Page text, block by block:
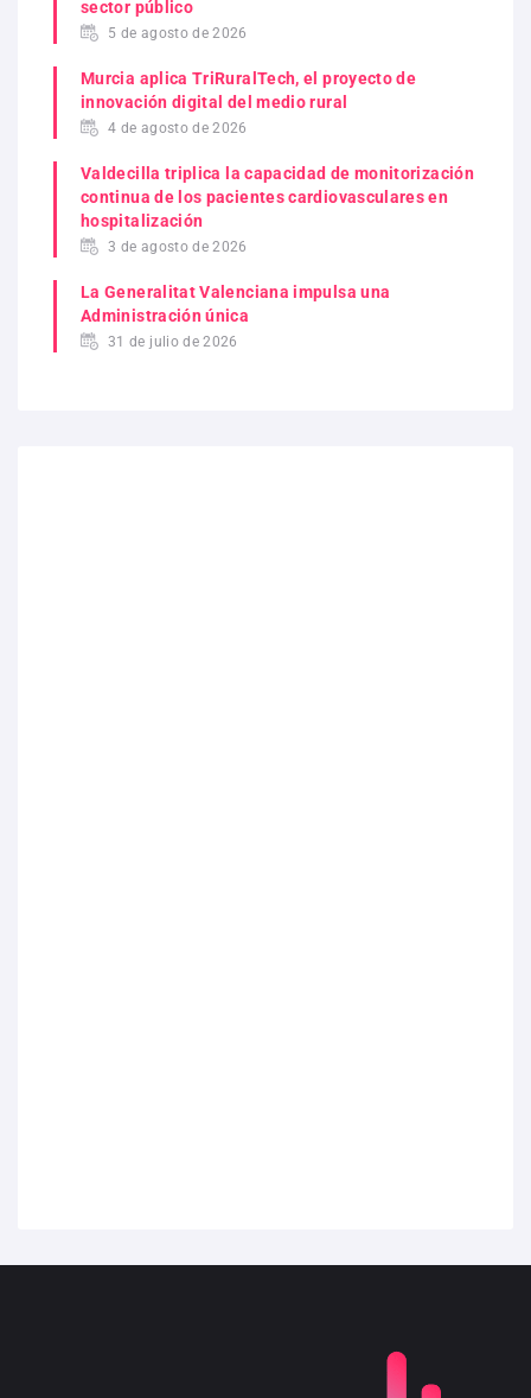
sector público
5 de agosto de 2026
Murcia aplica TriRuralTech, el proyecto de
innovación digital del medio rural
4 de agosto de 2026
Valdecilla triplica la capacidad de monitorización
continua de los pacientes cardiovasculares en
hospitalización
3 de agosto de 2026
La Generalitat Valenciana impulsa una
Administración única
31 de julio de 2026